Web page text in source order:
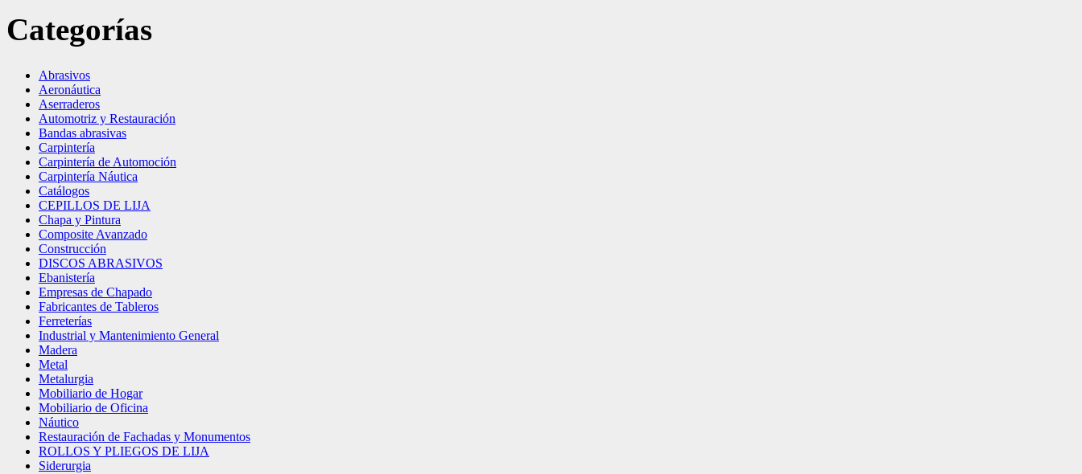
Categorías
Abrasivos
Aeronáutica
Aserraderos
Automotriz y Restauración
Bandas abrasivas
Carpintería
Carpintería de Automoción
Carpintería Náutica
Catálogos
CEPILLOS DE LIJA
Chapa y Pintura
Composite Avanzado
Construcción
DISCOS ABRASIVOS
Ebanistería
Empresas de Chapado
Fabricantes de Tableros
Ferreterías
Industrial y Mantenimiento General
Madera
Metal
Metalurgia
Mobiliario de Hogar
Mobiliario de Oficina
Náutico
Restauración de Fachadas y Monumentos
ROLLOS Y PLIEGOS DE LIJA
Siderurgia